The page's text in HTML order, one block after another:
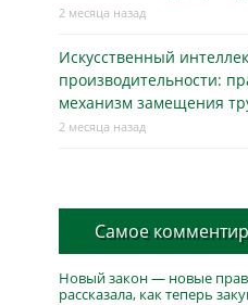
2 месяца назад
Искусственный
производительности:
механизм замещения
2 месяца назад
Самое
Новый закон — новые
рассказала, как теперь